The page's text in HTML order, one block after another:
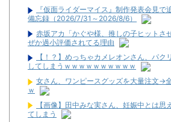
『仮面ライダーマイス』制作発表会見で
備忘録（2026/7/31～2026/8/6）
赤坂アカ「かぐや様、推しの子ヒットさ
ぜか過小評価されてる理由
【！？】めっちゃカメレオンさん、パ
してしまうｗｗｗｗｗｗｗｗｗｗ
女さん、ワンピースグッズを大量注文→
ｗ
【画像】田中みな実さん、妊娠中とは思
てしまう